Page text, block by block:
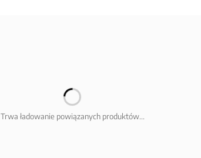
Trwa ładowanie powiązanych produktów...